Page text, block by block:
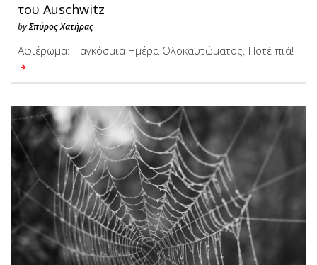
του Auschwitz
byΣπύρος Χατήρας
Αφιέρωμα: Παγκόσμια Ημέρα Ολοκαυτώματος. Ποτέ πιά!